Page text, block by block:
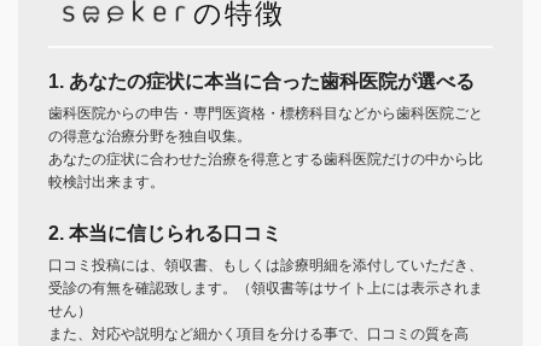
の特徴
1. あなたの症状に本当に合った歯科医院が選べる
歯科医院からの申告・専門医資格・標榜科目などから歯科医院ごと
の得意な治療分野を独自収集。
あなたの症状に合わせた治療を得意とする歯科医院だけの中から比
較検討出来ます。
2. 本当に信じられる口コミ
口コミ投稿には、領収書、もしくは診療明細を添付していただき、
受診の有無を確認致します。（領収書等はサイト上には表示されま
せん）
また、対応や説明など細かく項目を分ける事で、口コミの質を高